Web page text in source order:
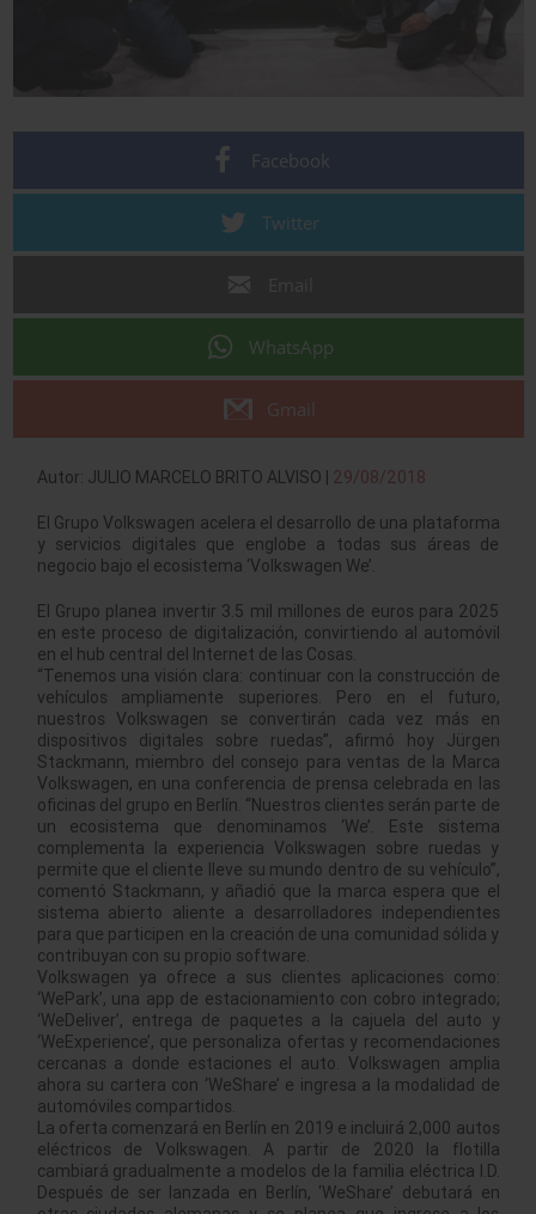
Facebook
Twitter
WhatsApp
Gmail
Autor: JULIO MARCELO BRITO ALVISO | 29/08/2018
El Grupo Volkswagen acelera el desarrollo de una plataforma
y servicios digitales que englobe a todas sus áreas de
negocio bajo el ecosistema ‘Volkswagen We’.
El Grupo planea invertir 3.5 mil millones de euros para 2025
en este proceso de digitalización, convirtiendo al automóvil
en el hub central del Internet de las Cosas.
“Tenemos una visión clara: continuar con la construcción de
vehículos ampliamente superiores. Pero en el futuro,
nuestros Volkswagen se convertirán cada vez más en
dispositivos digitales sobre ruedas”, afirmó hoy Jürgen
Stackmann, miembro del consejo para ventas de la Marca
Volkswagen, en una conferencia de prensa celebrada en las
oficinas del grupo en Berlín. “Nuestros clientes serán parte de
un ecosistema que denominamos ‘We’. Este sistema
complementa la experiencia Volkswagen sobre ruedas y
permite que el cliente lleve su mundo dentro de su vehículo”,
comentó Stackmann, y añadió que la marca espera que el
sistema abierto aliente a desarrolladores independientes
para que participen en la creación de una comunidad sólida y
contribuyan con su propio software.
Volkswagen ya ofrece a sus clientes aplicaciones como:
‘WePark’, una app de estacionamiento con cobro integrado;
‘WeDeliver’, entrega de paquetes a la cajuela del auto y
‘WeExperience’, que personaliza ofertas y recomendaciones
cercanas a donde estaciones el auto. Volkswagen amplia
ahora su cartera con ‘WeShare’ e ingresa a la modalidad de
automóviles compartidos.
La oferta comenzará en Berlín en 2019 e incluirá 2,000 autos
eléctricos de Volkswagen. A partir de 2020 la flotilla
cambiará gradualmente a modelos de la familia eléctrica I.D.
Después de ser lanzada en Berlín, ‘WeShare’ debutará en